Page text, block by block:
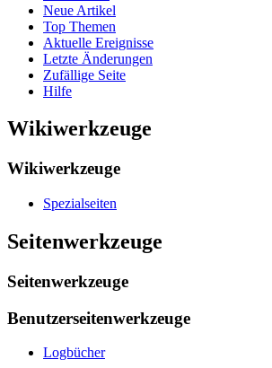
Neue Artikel
Top Themen
Aktuelle Ereignisse
Letzte Änderungen
Zufällige Seite
Hilfe
Wikiwerkzeuge
Wikiwerkzeuge
Spezialseiten
Seitenwerkzeuge
Seitenwerkzeuge
Benutzerseitenwerkzeuge
Logbücher